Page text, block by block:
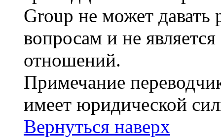
Group не может
вопросам и не
отношений.
Примечание
имеет юридической
Вернуться наверх